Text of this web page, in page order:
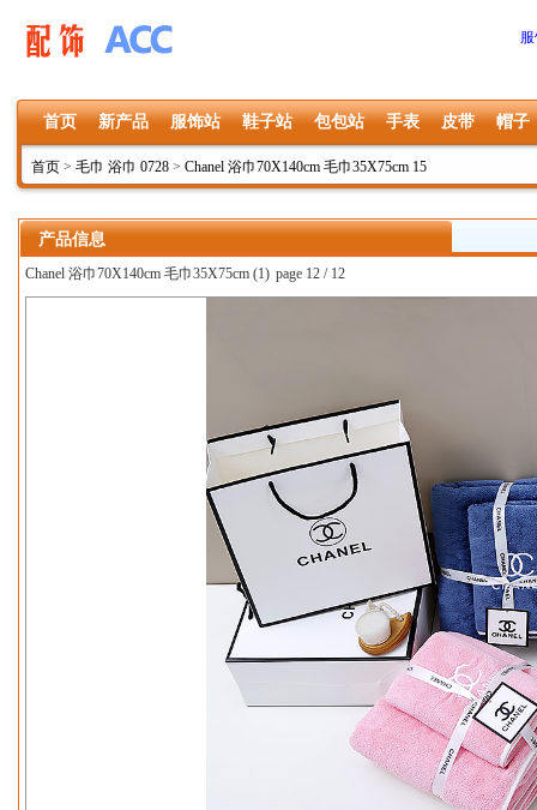
首页 新产品 服饰站 鞋子站 包包站 手表 皮带 帽子
首页 > 毛巾 浴巾 0728 > Chanel 浴巾70X140cm 毛巾35X75cm 15
产品信息
Chanel 浴巾70X140cm 毛巾35X75cm (1) page 12 / 12